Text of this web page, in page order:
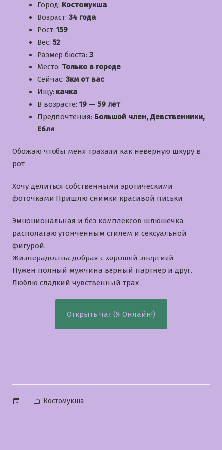
Город: Костомукша
Возраст: 34 года
Рост: 159
Вес: 52
Размер бюста: 3
Место: Только в городе
Сейчас: 3км от вас
Ищу: качка
В возрасте: 19 — 59 лет
Предпочтения: Большой член, Девственники,
Ебля
Обожаю чтобы меня трахали как неверную шкуру в
рот
Хочу делиться собственными эротическими
фоточками Пришлю снимки красивой письки
Эмцоциональная и без комплексов шлюшечка
располагаю утонченным стилем и сексуальной
фигурой.
Жизнерадостна добрая с хорошей энергией
Нужен полный мужчина верный партнер и друг.
Люблю сладкий чувственный трах
Открыть чат (Я Онлайн!)
Опубликовано
Костомукша